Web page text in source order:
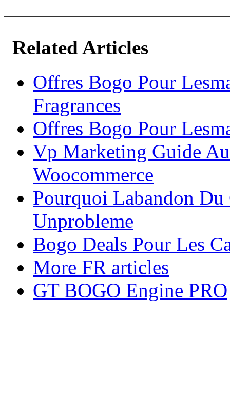
Related Articles
Offres Bogo Pour
Fragrances
Offres Bogo Pour
Vp Marketing Guide
Woocommerce
Pourquoi Labandon Du
Unprobleme
Bogo Deals Pour Les
More FR articles
GT BOGO Engine PRO